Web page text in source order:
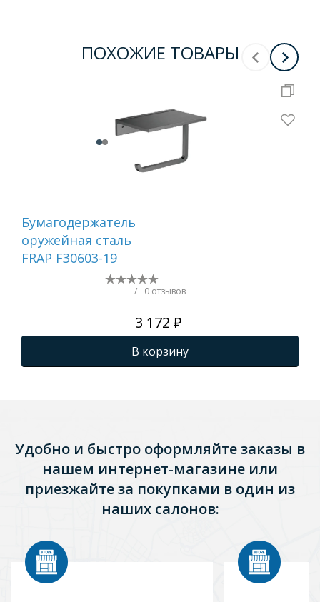
ПОХОЖИЕ ТОВАРЫ
Бумагодержатель
оружейная сталь
FRAP F30603-19
/ 0 отзывов
3 172 ₽
В корзину
Удобно и быстро оформляйте заказы в
нашем интернет-магазине или
приезжайте за покупками в один из
наших салонов: